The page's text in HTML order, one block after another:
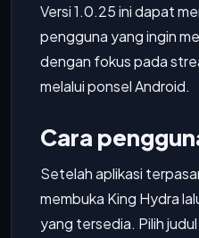
Versi 1.0.25 ini dapat
pengguna yang ingin
dengan fokus pada
melalui ponsel Android.
Cara
Setelah aplikasi
membuka King Hydra
yang tersedia. Pilih